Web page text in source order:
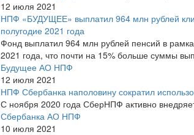
12 июля 2021
НПФ «БУДУЩЕЕ» выплатил 964 млн рублей
полугодие 2021 года
Фонд выплатил 964 млн рублей пенсий в
2021 года, что почти на 15% больше суммы
Будущее АО НПФ
12 июля 2021
НПФ Сбербанка наполовину сократил
С ноября 2020 года СберНПФ активно
Сбербанка АО НПФ
10 июля 2021